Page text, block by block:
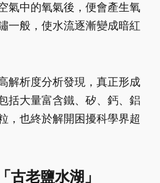
氣中的氧氣後，便會產生氧
一般，使水流逐漸變成暗紅
解析度分析發現，真正形成
括大量富含鐵、矽、鈣、鋁
，也終於解開困擾科學界超
古老鹽水湖」